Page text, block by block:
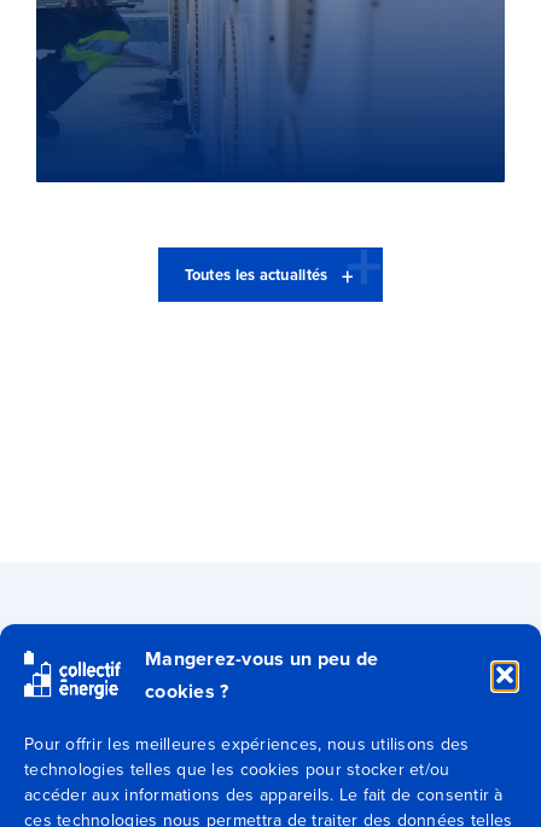
Mangerez-vous un peu de
cookies ?
Pour offrir les meilleures expériences, nous utilisons des
technologies telles que les cookies pour stocker et/ou
accéder aux informations des appareils. Le fait de consentir à
ces technologies nous permettra de traiter des données telles
Toutes les actualités
Secteurs
Expertises